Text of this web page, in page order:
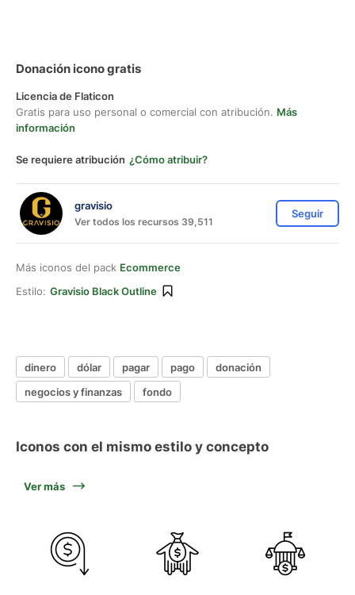
Donación icono gratis
Licencia de Flaticon
Gratis para uso personal o comercial con atribución. Más
información
Se requiere atribución ¿Cómo atribuir?
gravisio
Ver todos los recursos 39,511
Seguir
Más iconos del pack Ecommerce
Estilo: Gravisio Black Outline
dinero dólar pagar pago
donación
negocios y finanzas
fondo
Iconos con el mismo estilo y concepto
Ver más